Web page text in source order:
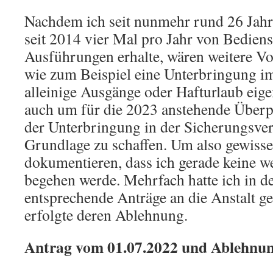
Nachdem ich seit nunmehr rund 26
seit 2014 vier Mal pro Jahr von
Ausführungen erhalte, wären weitere
wie zum Beispiel eine Unterbringung
alleinige Ausgänge oder Hafturlaub
auch um für die 2023 anstehende
der Unterbringung in der
Grundlage zu schaffen. Um also
dokumentieren, dass ich gerade keine
begehen werde. Mehrfach hatte ich in
entsprechende Anträge an die Anstalt
erfolgte deren Ablehnung.
Antrag vom 01.07.2022 und